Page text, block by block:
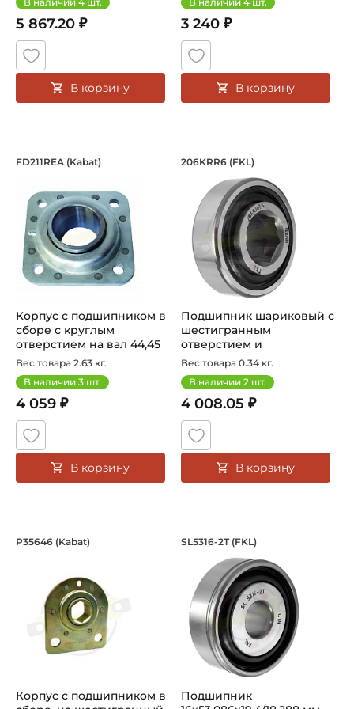
5 867.20 ₽
В корзину
3 240 ₽
В корзину
Корпус с подшипником в сборе с
Корпус с подшипником в сборе FD211REA Kabat, с
FD211REA (Kabat)
Корпус с подшипником в
сборе с круглым
отверстием на вал 44,45
мм. Арти...
Вес товара 2.63 кг.
В наличии 3 шт.
4 059 ₽
В корзину
Подшипник
Подшипник шариковый
206KRR6 (FKL)
Подшипник шариковый с
шестигранным
отверстием и
цилиндрическим
наружным...
Вес товара 0.34 кг.
В наличии 2 шт.
4 008.05 ₽
В корзину
Корпус с подшипником в сборе, на
Корпус с подшипником в сборе P35646 Kabat, на
P35646 (Kabat)
Корпус с подшипником в
Подшипник
Усиленный шариковый
SL5316-2T (FKL)
Подшипник